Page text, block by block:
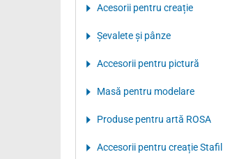
Acesorii pentru creație
Şevalete şi pânze
Accesorii pentru pictură
Masă pentru modelare
Produse pentru artă ROSA
Accesorii pentru creație Stafil